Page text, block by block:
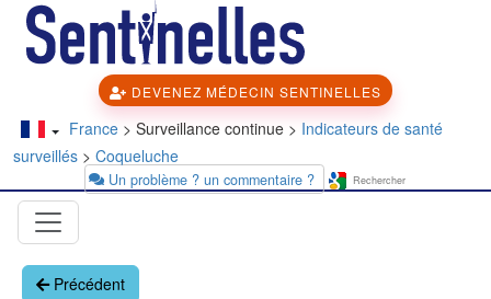
DEVENEZ MÉDECIN SENTINELLES
France> Surveillance continue > Indicateurs de santé
surveillés > Coqueluche
Un problème ? un commentaire ?
Précédent